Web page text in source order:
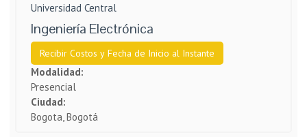
Universidad Central
Ingeniería Electrónica
Recibir Costos y Fecha de Inicio al Instante
Modalidad:
Presencial
Ciudad:
Bogota, Bogotá